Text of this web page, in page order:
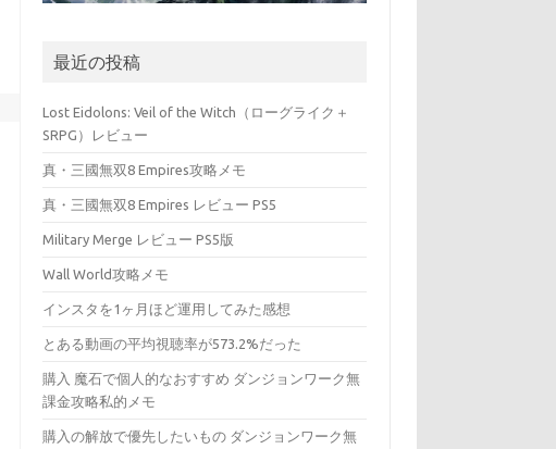
最近の投稿
Lost Eidolons: Veil of the Witch（ローグライク＋
SRPG）レビュー
真・三國無双8 Empires攻略メモ
真・三國無双8 Empires レビュー PS5
Military Merge レビュー PS5版
Wall World攻略メモ
インスタを1ヶ月ほど運用してみた感想
とある動画の平均視聴率が573.2%だった
購入 魔石で個人的なおすすめ ダンジョンワーク無
課金攻略私的メモ
購入の解放で優先したいもの ダンジョンワーク無